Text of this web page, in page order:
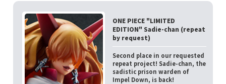
ONE PIECE "LIMITED
EDITION" Sadie-chan (repeat
by request)
Second place in our requested
repeat project! Sadie-chan, the
sadistic prison warden of
Impel Down, is back!